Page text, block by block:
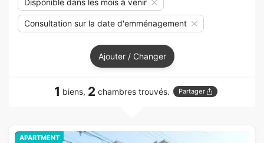
Consultation sur la date d'emménagement
Ajouter / Changer
1 biens, 2 chambres trouvés. Partager
APARTMENT